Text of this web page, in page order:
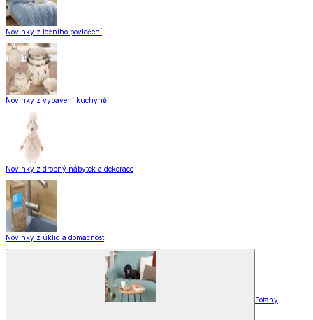
Novinky z ložního povlečení
Novinky z vybavení kuchyně
Novinky z drobný nábytek a dekorace
Novinky z úklid a domácnost
Potahy